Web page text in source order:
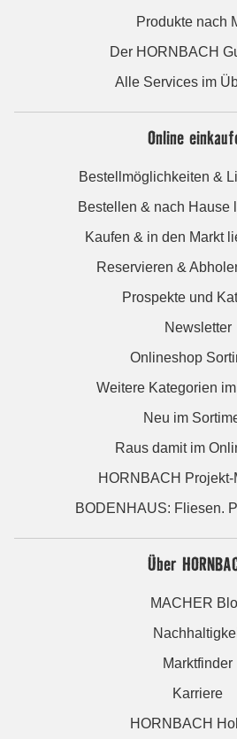
Produkte nach
Der HORNBACH
Alle Services im
Online
Bestellmöglichkeiten &
Bestellen & nach Hause
Kaufen & in den Markt
Reservieren &
Prospekte und
Newsletter
Onlineshop
Weitere Kategorien
Neu im
Raus damit im
HORNBACH Projekt-
BODENHAUS: Fliesen.
Über
MACHER
Marktfinder
Karriere
HORNBACH